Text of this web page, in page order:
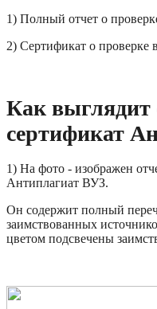
1) Полный отчет о
2) Сертификат о проверке
Как выглядит
сертификат
1) На фото - изображен
Антиплагиат ВУЗ.
Он содержит полный
заимствованных
цветом подсвечены